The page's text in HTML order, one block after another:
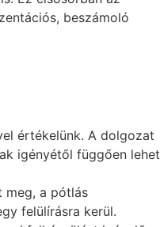
beszámoló
értékelünk. A dolgozat
igényétől függően lehet
meg, a pótlás
felülírásra kerül.